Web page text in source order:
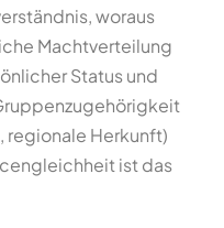
woraus
Machtverteilung
Status und
regionale Herkunft)
ist das